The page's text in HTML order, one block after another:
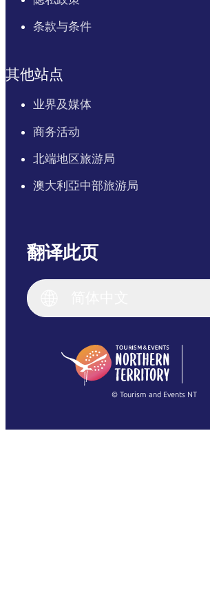
条款与条件
其他站点
业界及媒体
商务活动
北端地区旅游局
澳大利亞中部旅游局
翻译此页
English (US)
English
(Singapore)
Français
繁體
© Tourism and Events NT